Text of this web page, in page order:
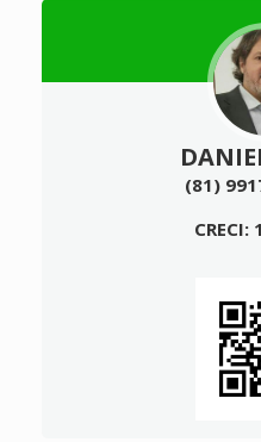
(81)
CRECI: